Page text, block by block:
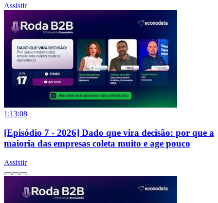
Assistir
1:13:08
[Episódio 7 - 2026] Dado que vira decisão: por que a
maioria das empresas coleta muito e age pouco
Assistir